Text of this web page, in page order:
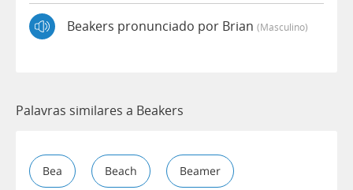
Beakers pronunciado por Brian (masculino)
Palavras similares a Beakers
Bea Beach Beamer